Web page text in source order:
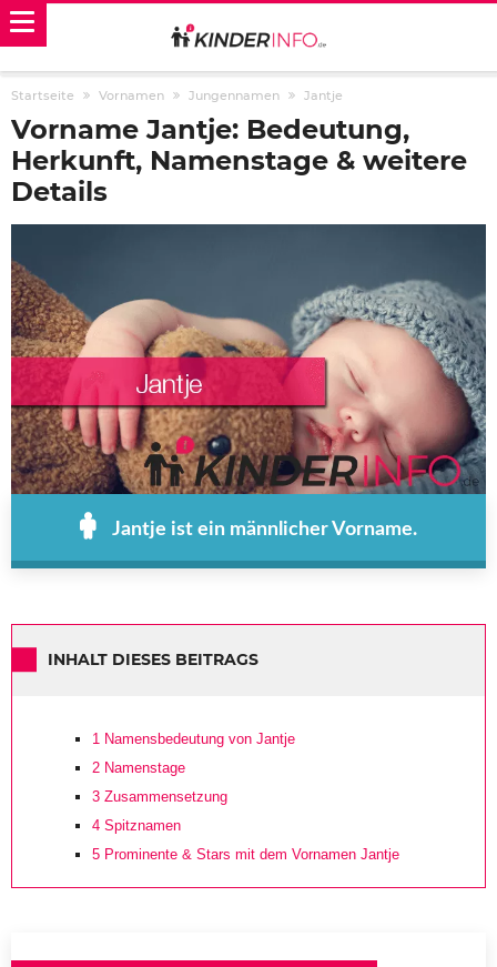
Startseite Vornamen Jungennamen Jantje
Vorname Jantje: Bedeutung,
Herkunft, Namenstage & weitere
Details
Jantje ist ein männlicher Vorname.
INHALT DIESES BEITRAGS
1 Namensbedeutung von Jantje
2 Namenstage
3 Zusammensetzung
4 Spitznamen
5 Prominente & Stars mit dem Vornamen Jantje